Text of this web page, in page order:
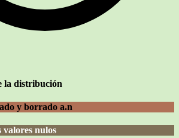
la distribución
y borrado a.n
valores nulos